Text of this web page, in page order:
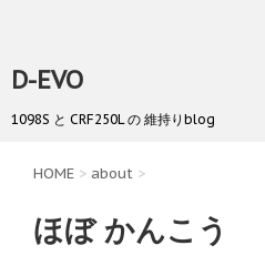
D-EVO
1098S と CRF250L の 維持りblog
HOME > about >
ほぼ かんこう